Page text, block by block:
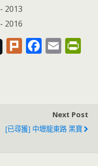
- 2013
- 2016
Pl F
o
E
e
n
Next Post
[已尋獲] 中壢龍東路 黑寶